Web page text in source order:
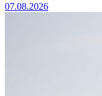
07.08.2026